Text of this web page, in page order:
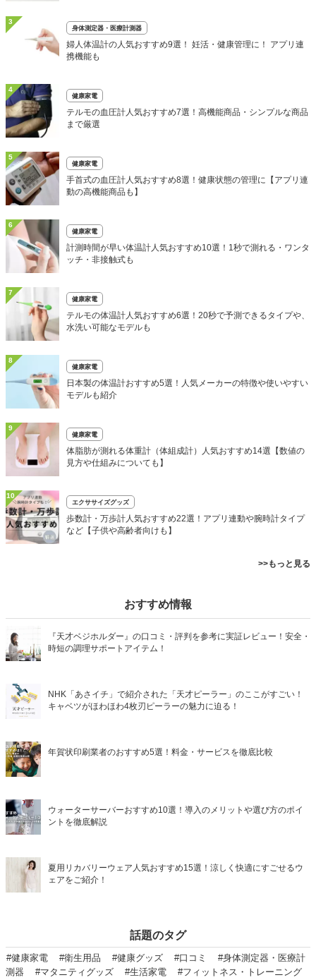
3
身体測定器・医療計測器
婦人体温計の人気おすすめ9選！ 妊活・健康管理に！ アプリ連
携機能も
4
健康家電
テルモの血圧計人気おすすめ7選！高機能商品・シンプルな商品
まで厳選
5
健康家電
手首式の血圧計人気おすすめ8選！健康状態の管理に【アプリ連
動の高機能商品も】
6
健康家電
計測時間が早い体温計人気おすすめ10選！1秒で測れる・ワンタ
ッチ・非接触式も
7
健康家電
テルモの体温計人気おすすめ6選！20秒で予測できるタイプや、
水洗い可能なモデルも
8
健康家電
日本製の体温計おすすめ5選！人気メーカーの特徴や使いやすい
モデルも紹介
9
健康家電
体脂肪が測れる体重計（体組成計）人気おすすめ14選【数値の
見方や仕組みについても】
10
エクササイズグッズ
歩数計・万歩計人気おすすめ22選！アプリ連動や腕時計タイプ
など【子供や高齢者向けも】
>>もっと見る
おすすめ情報
『天才ベジホルダー』の口コミ・評判を参考に実証レビュー！安全・
時短の調理サポートアイテム！
NHK「あさイチ」で紹介された「天才ピーラー」のここがすごい！
キャベツがほわほわ4枚刃ピーラーの魅力に迫る！
年賀状印刷業者のおすすめ5選！料金・サービスを徹底比較
ウォーターサーバーおすすめ10選！導入のメリットや選び方のポイ
ントを徹底解説
夏用リカバリーウェア人気おすすめ15選！涼しく快適にすごせるウ
ェアをご紹介！
話題のタグ
#健康家電 #衛生用品 #健康グッズ #口コミ
#身体測定器・医療計
測器
#マタニティグッズ #生活家電
#フィットネス・トレーニング